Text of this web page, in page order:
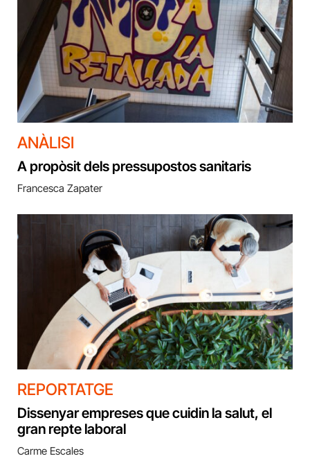
ANÀLISI
A propòsit dels pressupostos sanitaris
Francesca Zapater
REPORTATGE
Dissenyar empreses que cuidin la salut, el
gran repte laboral
Carme Escales